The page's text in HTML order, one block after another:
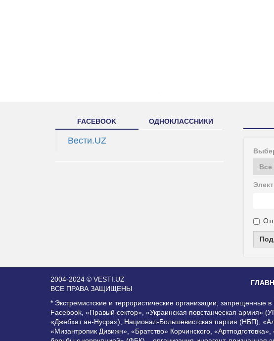
FACEBOOK ОДНОКЛАССНИКИ
Вести.UZ
2004-2024 © VESTI.UZ
ВСЕ ПРАВА ЗАЩИЩЕНЫ
* Экстремистские и террористические организации,
Facebook, «Правый сектор», «Украинская повстанческая
«Джебхат ан-Нусра»), Национал-Большевистская партия (НБП),
«Мизантропик Дивижн», «Братство» Корчинского,